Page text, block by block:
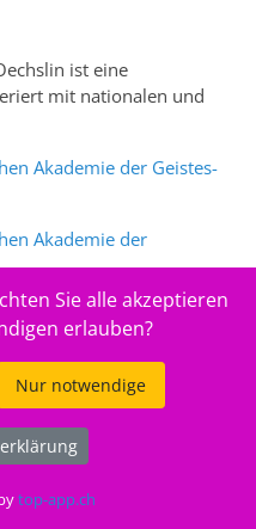
ist eine
mit nationalen und
Akademie der Geistes-
Akademie der
Portalswww.sciences-
Werner Oechslin
Sie alle akzeptieren
erlauben?
Nur notwendige
top-app.ch